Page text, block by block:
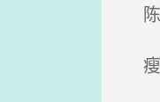
陈
瘦